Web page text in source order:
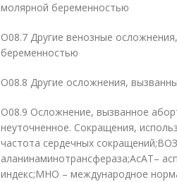
молярной беременностью
O08.7 Другие венозные
беременностью
O08.8 Другие осложнения,
O08.9 Осложнение, вызванное
неуточненное. Сокращения,
частота сердечных
аланинаминотрансфераза;АсАТ–
индекс;МНО – международное